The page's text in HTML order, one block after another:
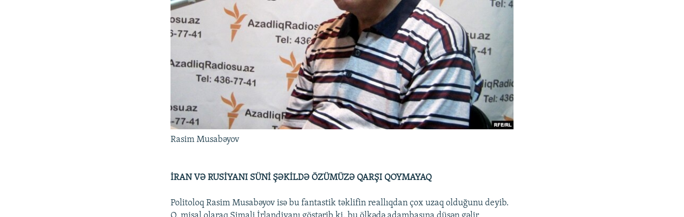
Rasim Musabəyov
İRAN VƏ RUSİYANI SÜNİ ŞƏKİLDƏ ÖZÜMÜZƏ QARŞI QOYMAYAQ
Politoloq Rasim Musabəyov isə bu fantastik təklifin reallıqdan çox uzaq olduğunu deyib.